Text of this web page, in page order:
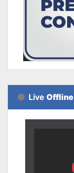
Live Offline